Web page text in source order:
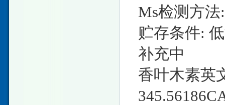
Ms检测方法
贮存条件:
补充中
香叶木素英